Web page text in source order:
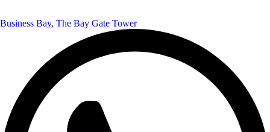
Business Bay, The Bay Gate Tower